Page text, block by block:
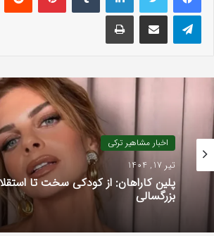
تلگرام اشتراک گذاری با ایمیل چاپ
اخبار مشاهیر ترکی
تیر 17, 1404
پلین کاراهان: از کودکی سخت تا
بزرگسالی